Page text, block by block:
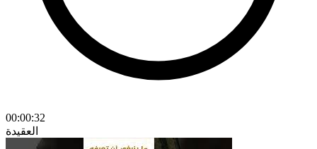
00:00:32
العقيدة